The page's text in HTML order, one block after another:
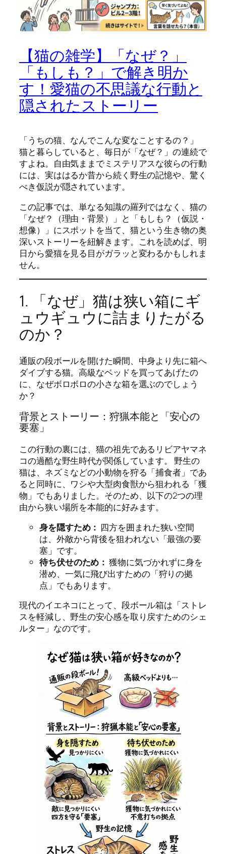
【猫の雑学】「なぜ？」
「もしも？」で解き明か
す！愛猫の不思議な行動と
隠されたストーリー
「うちの猫、なんでこんな変なことするの？」
猫と暮らしていると、毎日が「なぜ？」の連続で
すよね。自由気ままでミステリアスな彼らの行動
には、実ははるか昔から続く野生の記憶や、驚く
べき仮説が隠されています。
この記事では、単なる知識の羅列ではなく、猫の
「なぜ？（理由・背景）」と「もしも？（仮説・
想像）」にスポットを当て、猫という生き物の奥
深いストーリーを紐解きます。これを読めば、明
日から愛猫を見る目がガラッと変わるかもしれま
せん。
1. 「なぜ」猫は狭い箱にギ
ュウギュウに詰まりたがる
のか？
通販の段ボールを開けた瞬間、中身より先に箱へ
ダイブする猫。高級なベッドを買ってあげたの
に、なぜボロボロの小さな箱を選ぶのでしょう
か？
背景とストーリー：狩猟本能と「安心の
要塞」
この行動の裏には、猫の祖先であるリビアヤマネ
コの過酷な野生時代が関係しています。 野生の
猫は、ネズミなどの小動物を狩る「捕食者」であ
ると同時に、ワシや大型肉食獣から狙われる「獲
物」でもありました。そのため、以下の2つの理
由から狭い場所を本能的に好みます。
身を隠すため： 四方を囲まれた狭い空間
は、外敵から背後を狙われない「最強の要
塞」です。
待ち伏せのため： 獲物に気づかれずに身を
潜め、一気に飛び出すための「狩りの拠
点」でもあります。
現代のイエネコにとって、段ボール箱は「ストレ
スを軽減し、野生の安心感を取り戻すためのシェ
ルター」なのです。